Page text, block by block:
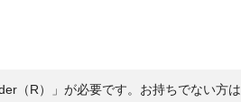
（R）」が必要です。お持ちでない方は